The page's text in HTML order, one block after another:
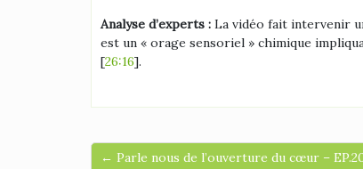
Analyse d’experts : La vidéo fait intervenir
est un « orage sensoriel » chimique
[26:16].
← Parle nous de l’ouverture du cœur –